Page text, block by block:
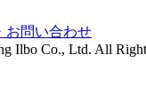
お問い合わせ
Ilbo Co., Ltd. All